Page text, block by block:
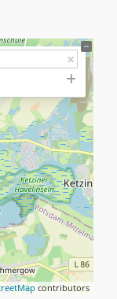
contributors